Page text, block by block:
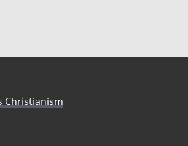
Christianism